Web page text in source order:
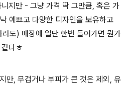
지만 - 그냥 가격 딱 그만큼, 혹은 가
예쁘고 다양한 디자인을 보유하고
도) 매장에 일단 한번 들어가면 뭔가
다ㅎ
만, 무겁거나 부피가 큰 것은 제외, 유